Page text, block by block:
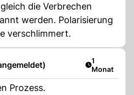
die Verbrechen
werden. Polarisierung
verschlimmert.
Artikel
1
Monat
Prozess.